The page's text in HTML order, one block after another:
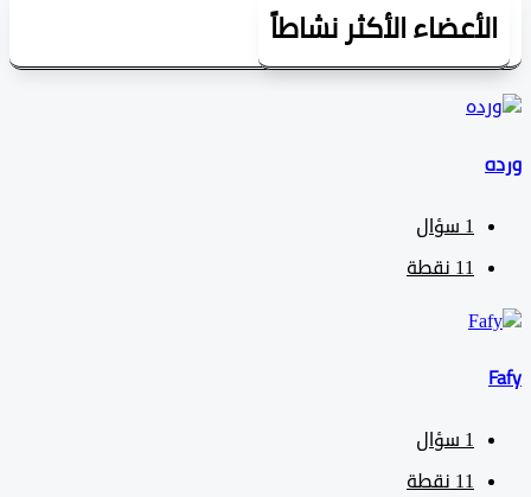
الأكثر نشاطاً
سؤال
نقطة
سؤال
نقطة